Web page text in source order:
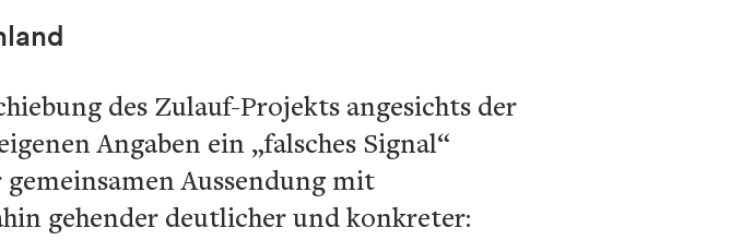
des Zulauf-Projekts angesichts der
Angaben ein „falsches Signal“
Aussendung mit
gehender deutlicher und konkreter: